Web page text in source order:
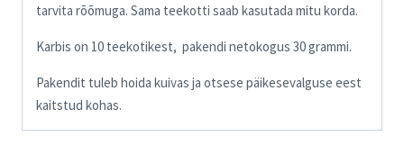
tarvita rõõmuga. Sama teekotti saab kasutada mitu korda.
Karbis on 10 teekotikest, pakendi netokogus 30 grammi.
Pakendit tuleb hoida kuivas ja otsese päikesevalguse eest
kaitstud kohas.